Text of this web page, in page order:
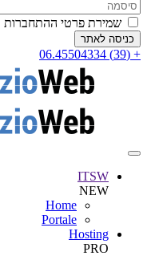
שמירת פרטי ההתחברות
+ (39) 06.45504334
ITSW
NEW
Home
Portale
Hosting
PRO